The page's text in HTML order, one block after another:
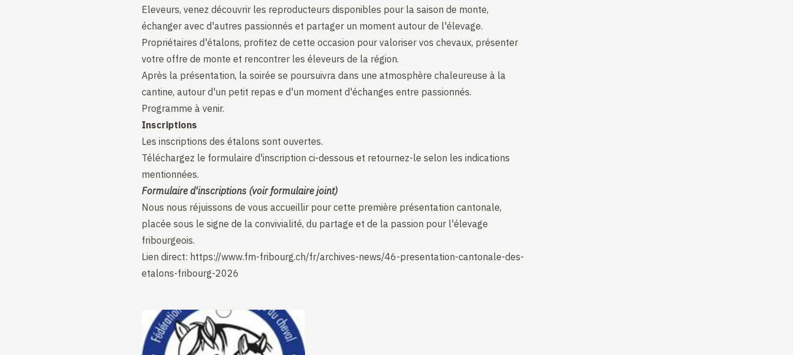
Eleveurs, venez découvrir les reproducteurs disponibles pour la saison de monte,
échanger avec d'autres passionnés et partager un moment autour de l'élevage.
Propriétaires d'étalons, profitez de cette occasion pour valoriser vos chevaux, présenter
votre offre de monte et rencontrer les éleveurs de la région.
Après la présentation, la soirée se poursuivra dans une atmosphère chaleureuse à la
cantine, autour d'un petit repas e d'un moment d'échanges entre passionnés.
Programme à venir.
Inscriptions
Les inscriptions des étalons sont ouvertes.
Téléchargez le formulaire d'inscription ci-dessous et retournez-le selon les indications
mentionnées.
Formulaire d'inscriptions (voir formulaire joint)
Nous nous réjuissons de vous accueillir pour cette première présentation cantonale,
placée sous le signe de la convivialité, du partage et de la passion pour l'élevage
fribourgeois.
Lien direct: https://www.fm-fribourg.ch/fr/archives-news/46-presentation-cantonale-des-
etalons-fribourg-2026